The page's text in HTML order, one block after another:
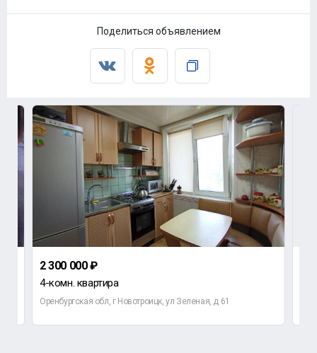
Поделиться объявлением
2 300 000 ₽
4-комн. квартира
Оренбургская обл, г Новотроицк, ул Зеленая, д 61